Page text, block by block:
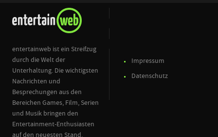
entertainweb ist ein Streifzug
durch die Welt der
Unterhaltung. Die wichtigsten
Nachrichten und
Besprechungen aus den
Bereichen Games, Film, Serien
und Musik bringen den
Entertainment-Enthusiasten
auf den neuesten Stand.
Impressum
Datenschutz